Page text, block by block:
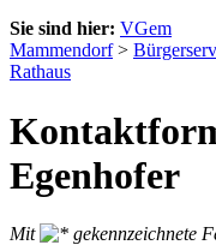
Sie sind hier: VGem
Mammendorf>
Rathaus
Egenhofer
Mit
gekennzeichnete